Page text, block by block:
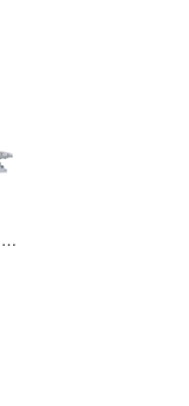
西班牙希洪神庙遗迹（3D扫描景观）